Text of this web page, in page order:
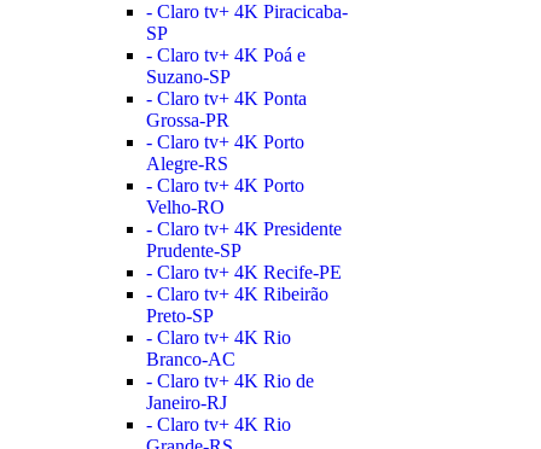
- Claro tv+ 4K Piracicaba-
SP
- Claro tv+ 4K Poá e
Suzano-SP
- Claro tv+ 4K Ponta
Grossa-PR
- Claro tv+ 4K Porto
Alegre-RS
- Claro tv+ 4K Porto
Velho-RO
- Claro tv+ 4K Presidente
Prudente-SP
- Claro tv+ 4K Recife-PE
- Claro tv+ 4K Ribeirão
Preto-SP
- Claro tv+ 4K Rio
Branco-AC
- Claro tv+ 4K Rio de
Janeiro-RJ
- Claro tv+ 4K Rio